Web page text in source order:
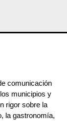
comunicación
municipios y
rigor sobre la
la gastronomía,